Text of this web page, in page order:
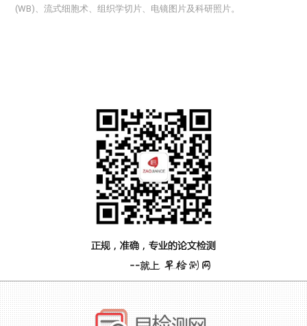
(WB)、流式细胞术、组织学切片、电镜图片及科研照片。